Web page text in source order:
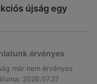
újság egy
érvényes
már nem érvényes
2026.07.27